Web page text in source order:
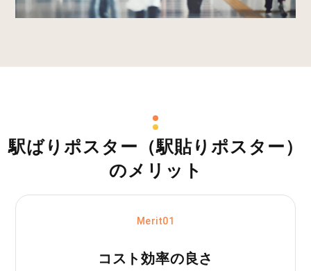
駅ばりポスター（駅貼りポスター）
のメリット
Merit01
コスト効率の良さ